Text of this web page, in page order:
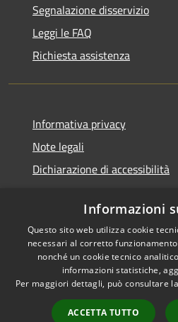
Segnalazione disservizio
Leggi le FAQ
Richiesta assistenza
Informativa privacy
Note legali
Dichiarazione di accessibilità
RSS
Accessibilità
Cookie
Mappa del sito
Informazioni
Questo sito web utilizza cookie
necessari al corretto
nonché un cookie tecnico
informazioni statistiche,
Per maggiori dettagli, può consultare
ACCETTA TUTTO